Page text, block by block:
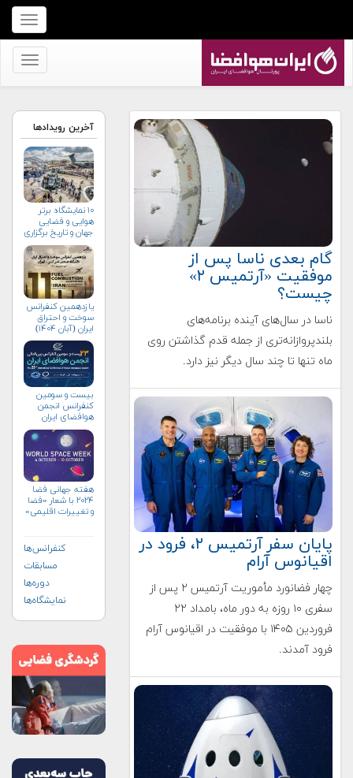
برای
نمایش
منو
برای
کنید
گام بعدی ناسا پس از
موفقیت «آرتمیس ۲»
چیست؟
ناسا در سال‌های آینده برنامه‌های
بلندپروازانه‌تری از جمله قدم گذاشتن روی
ماه تنها تا چند سال دیگر نیز دارد.
پایان سفر آرتمیس ۲، فرود در
اقیانوس آرام
چهار فضانورد مأموریت آرتمیس ۲ پس از
سفری ۱۰ روزه به دور ماه، بامداد ۲۲
فروردین ۱۴۰۵ با موفقیت در اقیانوس آرام
فرود آمدند.
آخرین رویدادها
۱۰ نمایشگاه برتر
هوایی و فضایی
جهان و تاریخ برگزاری
آن‌ها
یازدهمین کنفرانس
سوخت و احتراق
ایران (آبان‌ ۱۴۰۴)
بیست و سومین
کنفرانس انجمن
هوافضای ايران
هفته جهانی فضا
۲۰۲۴ با شعار «فضا
و تغییرات اقلیمی»
کنفرانس‌ها
مسابقات
دوره‌ها
نمایشگاه‌ها